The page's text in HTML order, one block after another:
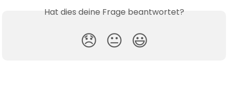
Hat dies deine Frage beantwortet?
😞 😐 😃